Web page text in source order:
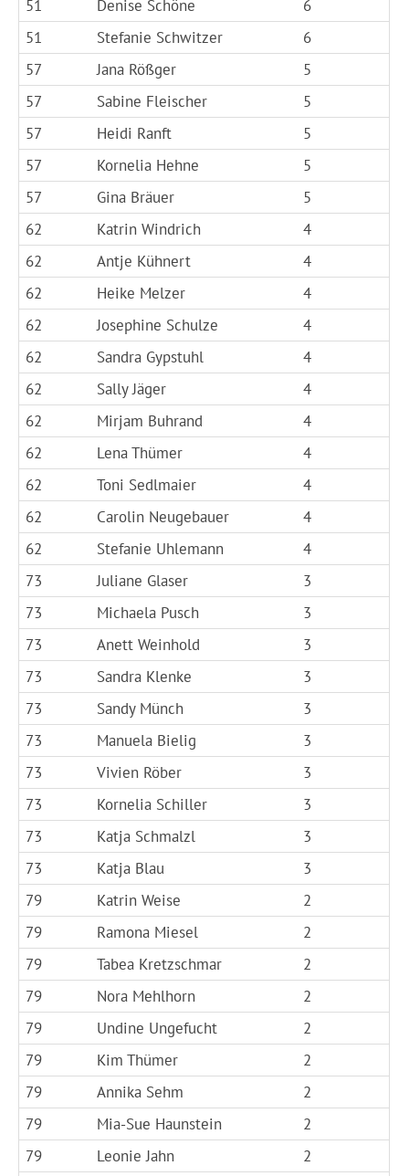
51 Denise Schöne
6
51
Stefanie Schwitzer
6
57
Jana Rößger
5
57
Sabine Fleischer
5
57
Heidi Ranft
5
57
Kornelia Hehne
5
57
Gina Bräuer
5
62
Katrin Windrich
4
62
Antje Kühnert
4
62
Heike Melzer
4
62
Josephine Schulze
4
62
Sandra Gypstuhl
4
62
Sally Jäger
4
62
Mirjam Buhrand
4
62
Lena Thümer
4
62
Toni Sedlmaier
4
62
Carolin Neugebauer
4
62
Stefanie Uhlemann
4
73
Juliane Glaser
3
73
Michaela Pusch
3
73
Anett Weinhold
3
73
Sandra Klenke
3
73
Sandy Münch
3
73
Manuela Bielig
3
73
Vivien Röber
3
73
Kornelia Schiller
3
73
Katja Schmalzl
3
73
Katja Blau
3
79
Katrin Weise
2
79
Ramona Miesel
2
79
Tabea Kretzschmar
2
79
Nora Mehlhorn
2
79
Undine Ungefucht
2
79
Kim Thümer
2
79
Annika Sehm
2
79
Mia-Sue Haunstein
2
79
Leonie Jahn
2